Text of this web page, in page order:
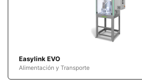
Easylink EVO
Alimentación y Transporte